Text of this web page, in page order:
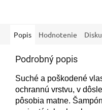
Popis Hodnotenie
Podrobný popis
Suché a poškodené
ochrannú vrstvu, v
pôsobia matne.